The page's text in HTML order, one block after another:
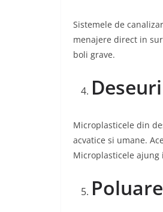
Sistemele de
menajere direct in
boli grave.
Microplasticele din
acvatice si umane.
Microplasticele